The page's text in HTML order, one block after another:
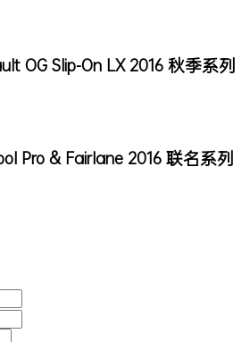
OG Slip-On LX 2016 秋季系列
Pro & Fairlane 2016 联名系列